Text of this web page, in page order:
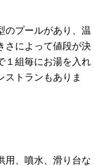
のプールがあり、温
さによって値段が決
１組毎にお湯を入れ
ストランもありま
用、噴水、滑り台な